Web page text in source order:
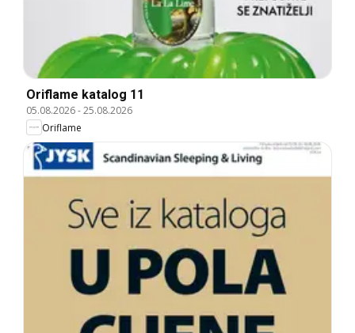
Oriflame katalog 11
05.08.2026-25.08.2026
Oriflame